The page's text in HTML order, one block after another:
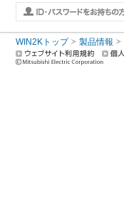
WIN2Kトップ 製品情報